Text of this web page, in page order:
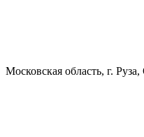
Московская область, г.